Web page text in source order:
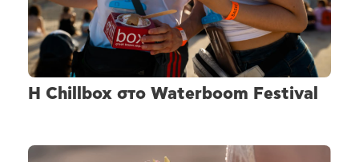
H Chillbox στο Waterboom Festival